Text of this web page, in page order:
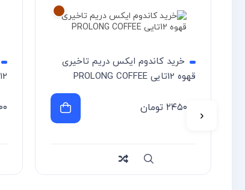
خرید کاندوم ایکس دریم تاخیری
قهوه 12تایی PROLONG COFFEE
۲۴۵۰۰۰ تومان
Compare
12تایی مدل Delay
‹